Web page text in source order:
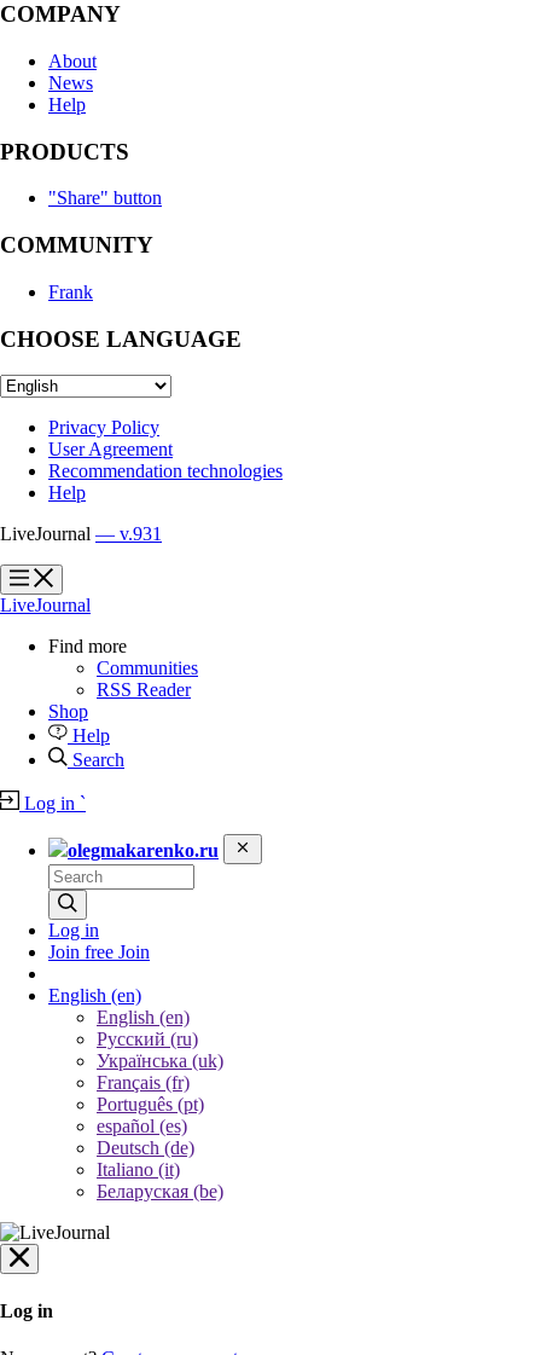
COMPANY
About
News
Help
PRODUCTS
"Share" button
COMMUNITY
Frank
CHOOSE LANGUAGE
Privacy Policy
User Agreement
Recommendation technologies
Help
LiveJournal — v.931
?
?
LiveJournal
Find more
Communities
RSS Reader
Shop
Help
Search
Log in `
olegmakarenko.ru
Log in
Join free Join
English (en)
English (en)
Русский (ru)
Українська (uk)
Français (fr)
Português (pt)
español (es)
Deutsch (de)
Italiano (it)
Беларуская (be)
Log in